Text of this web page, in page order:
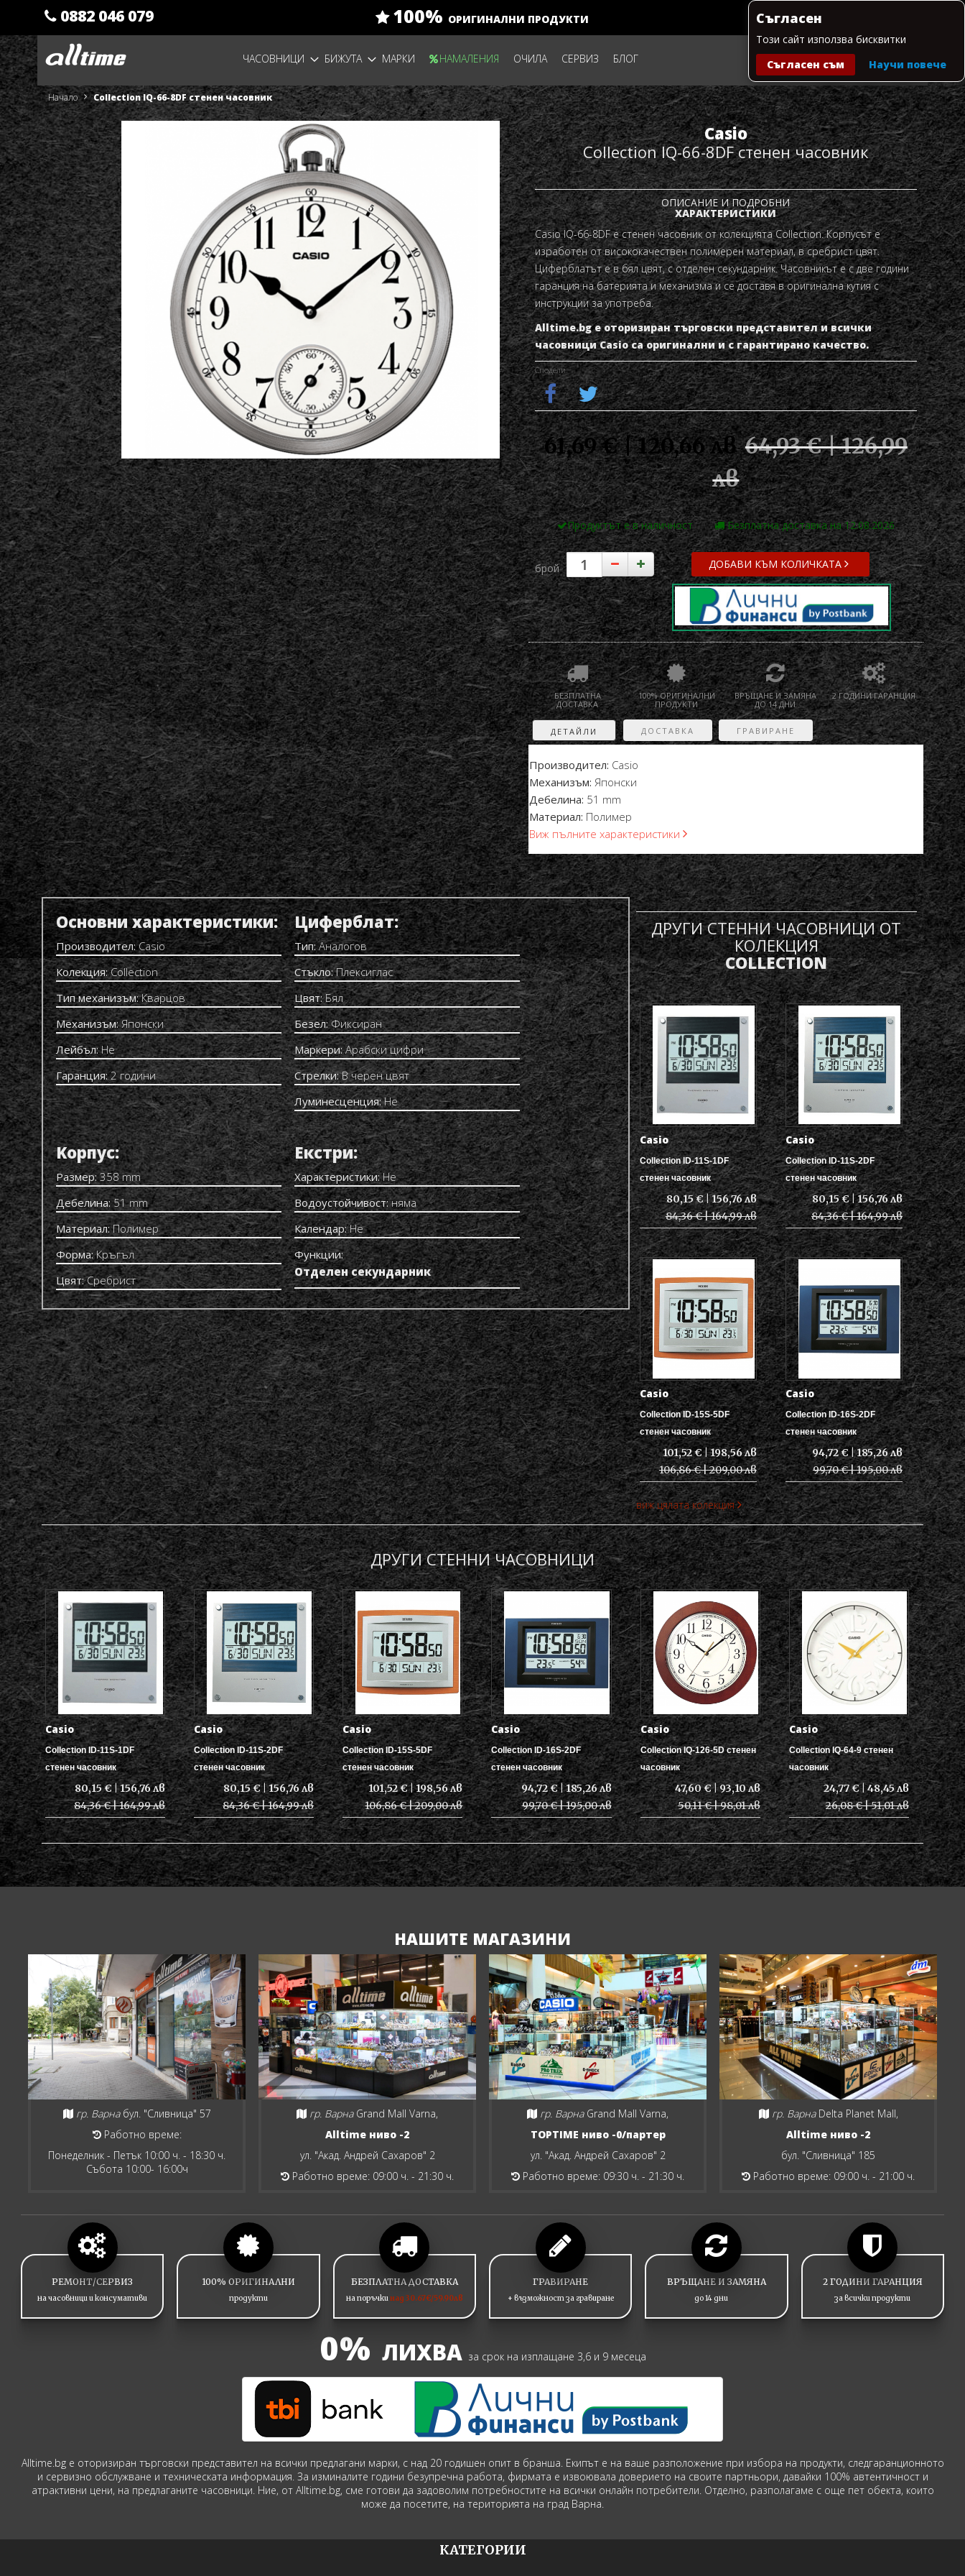
Съгласен
Този сайт използва бисквитки
Съгласен съм
Научи повече
0882 046 079 100% ОРИГИНАЛНИ ПРОДУКТИ
Прескачане
към
съдържанието
ЧАСОВНИЦИ БИЖУТА МАРКИ НАМАЛЕНИЯ ОЧИЛА СЕРВИЗ
БЛОГ
Моята количка
Начало Collection IQ-66-8DF стенен часовник
Casio
Collection IQ-66-8DF стенен часовник
ОПИСАНИЕ И ПОДРОБНИ
ХАРАКТЕРИСТИКИ
Casio IQ-66-8DF е стенен часовник от колекцията Collection. Корпусът е
изработен от висококачествен полимерен материал, в сребрист цвят.
Циферблатът е в бял цвят, с отделен секундарник. Часовникът е с две години
гаранция на батерията и механизма и се доставя в оригинална кутия с
инструкции за употреба.
Alltime.bg е оторизиран търговски представител и всички
часовници Casio са оригинални и с гарантирано качество.
Сподели
61,69 € | 120,66 лв 64,93 € | 126,99
лв
Продуктът е в наличност Безплатна доставка на 12.08.2026
брой ДОБАВИ КЪМ КОЛИЧКАТА
БЕЗПЛАТНА
ДОСТАВКА
100% ОРИГИНАЛНИ
ПРОДУКТИ
ВРЪЩАНЕ И ЗАМЯНА
ДО 14 ДНИ
2 ГОДИНИ ГАРАНЦИЯ
ДЕТАЙЛИ
Производител: Casio
Механизъм: Японски
Дебелина: 51 mm
Материал: Полимер
Виж пълните характеристики
ДОСТАВКА ГРАВИРАНЕ
Основни характеристики:
Производител:Casio
Колекция:Collection
Тип механизъм:Кварцов
Механизъм:Японски
Лейбъл:Не
Гаранция:2 години
Циферблат:
Тип:Аналогов
Стъкло:Плексиглас
Цвят:Бял
Безел:Фиксиран
Маркери:Арабски цифри
Стрелки:В черен цвят
Луминесценция:Не
Kорпус:
Размер:358 mm
Дебелина:51 mm
Материал:Полимер
Форма:Кръгъл
Цвят:Сребрист
Екстри:
Характеристики:Не
Водоустойчивост:няма
Календар:Не
Функции:
Отделен секундарник
ДРУГИ СТЕННИ ЧАСОВНИЦИ ОТ
КОЛЕКЦИЯ
COLLECTION
Casio
Collection ID-11S-1DF
стенен часовник
80,15 € | 156,76 лв
84,36 € | 164,99 лв
Casio
Collection ID-11S-2DF
стенен часовник
80,15 € | 156,76 лв
84,36 € | 164,99 лв
Casio
Collection ID-15S-5DF
стенен часовник
101,52 € | 198,56 лв
106,86 € | 209,00 лв
Casio
Collection ID-16S-2DF
стенен часовник
94,72 € | 185,26 лв
99,70 € | 195,00 лв
виж цялата колекция
ДРУГИ СТЕННИ ЧАСОВНИЦИ
Casio
Collection ID-11S-1DF
стенен часовник
80,15 € | 156,76 лв
84,36 € | 164,99 лв
Casio
Collection ID-11S-2DF
стенен часовник
80,15 € | 156,76 лв
84,36 € | 164,99 лв
Casio
Collection ID-15S-5DF
стенен часовник
101,52 € | 198,56 лв
106,86 € | 209,00 лв
Casio
Collection ID-16S-2DF
стенен часовник
94,72 € | 185,26 лв
99,70 € | 195,00 лв
Casio
Collection IQ-126-5D стенен
часовник
47,60 € | 93,10 лв
50,11 € | 98,01 лв
Casio
Collection IQ-64-9 стенен
часовник
24,77 € | 48,45 лв
26,08 € | 51,01 лв
НАШИТЕ МАГАЗИНИ
гр. Варна бул. "Сливница" 57
Работно време:
Понеделник - Петък 10:00 ч. - 18:30 ч.
Събота 10:00- 16:00ч
гр. Варна Grand Mall Varna,
Alltime ниво -2
ул. "Акад. Андрей Сахаров" 2
Работно време: 09:00 ч. - 21:30 ч.
гр. Варна Grand Mall Varna,
TOPTIME ниво -0/партер
ул. "Акад. Андрей Сахаров" 2
Работно време: 09:30 ч. - 21:30 ч.
гр. Варна Delta Planet Mall,
Alltime ниво -2
бул. "Сливница" 185
Работно време: 09:00 ч. - 21:00 ч.
РЕМОНТ/СЕРВИЗ
на часовници и консумативи
100% ОРИГИНАЛНИ
продукти
БЕЗПЛАТНА ДОСТАВКА
на поръчкинад 30.67€/59.90лв
ГРАВИРАНЕ
+ възможност за гравиране
ВРЪЩАНЕ И ЗАМЯНА
до 14 дни
2 ГОДИНИ ГАРАНЦИЯ
за всички продукти
0% ЛИХВА за срок на изплащане 3,6 и 9 месеца
Alltime.bg е оторизиран търговски представител на всички предлагани марки, с над 20 годишен опит в бранша. Екипът е на ваше разположение при избора на продукти, следгаранционното
и сервизно обслужване и техническата информация. За изминалите години безупречна работа, фирмата е извоювала доверието на своите партньори, давайки 100% автентичност и
атрактивни цени, на предлаганите часовници. Ние, от Alltime.bg, сме готови да задоволим потребностите на всички онлайн потребители. Отделно, разполагаме с още пет обекта, които
може да посетите, на територията на град Варна.
КАТЕГОРИИ